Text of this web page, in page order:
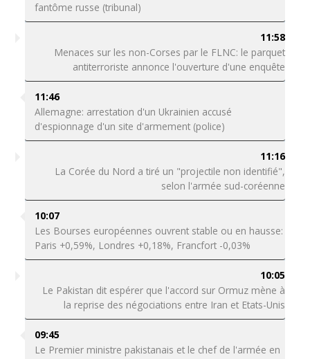
fantôme russe (tribunal)
11:58
Menaces sur les non-Corses par le FLNC: le parquet
antiterroriste annonce l'ouverture d'une enquête
11:46
Allemagne: arrestation d'un Ukrainien accusé
d'espionnage d'un site d'armement (police)
11:16
La Corée du Nord a tiré un "projectile non identifié",
selon l'armée sud-coréenne
10:07
Les Bourses européennes ouvrent stable ou en hausse:
Paris +0,59%, Londres +0,18%, Francfort -0,03%
10:05
Le Pakistan dit espérer que l'accord sur Ormuz mène à
la reprise des négociations entre Iran et Etats-Unis
09:45
Le Premier ministre pakistanais et le chef de l'armée en